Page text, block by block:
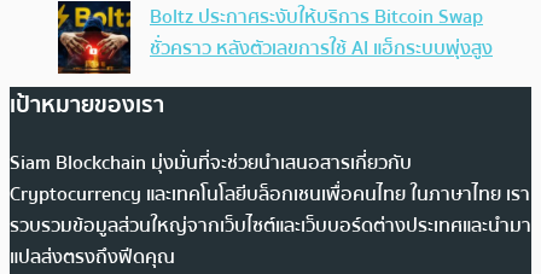
Boltz ประกาศระงับให้บริการ Bitcoin Swap
ชั่วคราว หลังตัวเลขการใช้ AI แฮ็กระบบพุ่งสูง
เป้าหมายของเรา
Siam Blockchain มุ่งมั่นที่จะช่วยนำเสนอสารเกี่ยวกับ
Cryptocurrency และเทคโนโลยีบล็อกเชนเพื่อคนไทย ในภาษาไทย เรา
รวบรวมข้อมูลส่วนใหญ่จากเว็บไซต์และเว็บบอร์ดต่างประเทศและนำมา
แปลส่งตรงถึงฟีดคุณ